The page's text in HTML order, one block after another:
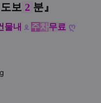
보 2 분』
물내 ᦸ 주차무료 ღ